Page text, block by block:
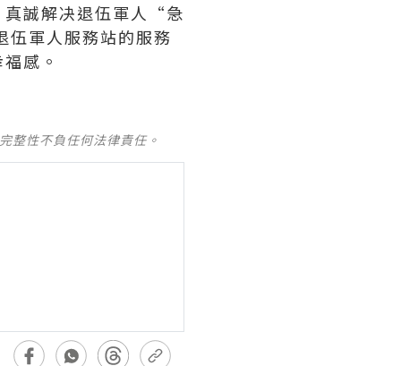
真誠解决退伍軍人“急
軍人服務站的服務
感。
整性不負任何法律責任。